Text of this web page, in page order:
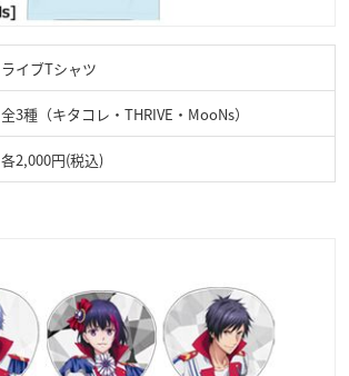
ライブTシャツ
全3種（キタコレ・THRIVE・MooNs）
各2,000円(税込)